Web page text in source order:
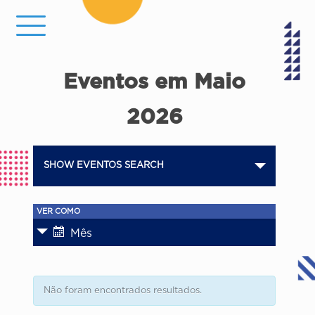
Eventos em Maio
2026
Eventos
Search
and
Views
Navigation
SHOW EVENTOS SEARCH
Evento
Views
VER COMO
Mês
Não foram encontrados resultados.